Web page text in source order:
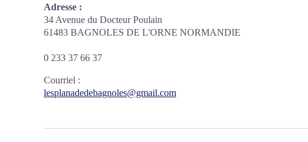
Adresse :
34 Avenue du Docteur Poulain
61483 BAGNOLES DE L'ORNE NORMANDIE
0 233 37 66 37
Courriel :
lesplanadedebagnoles@gmail.com